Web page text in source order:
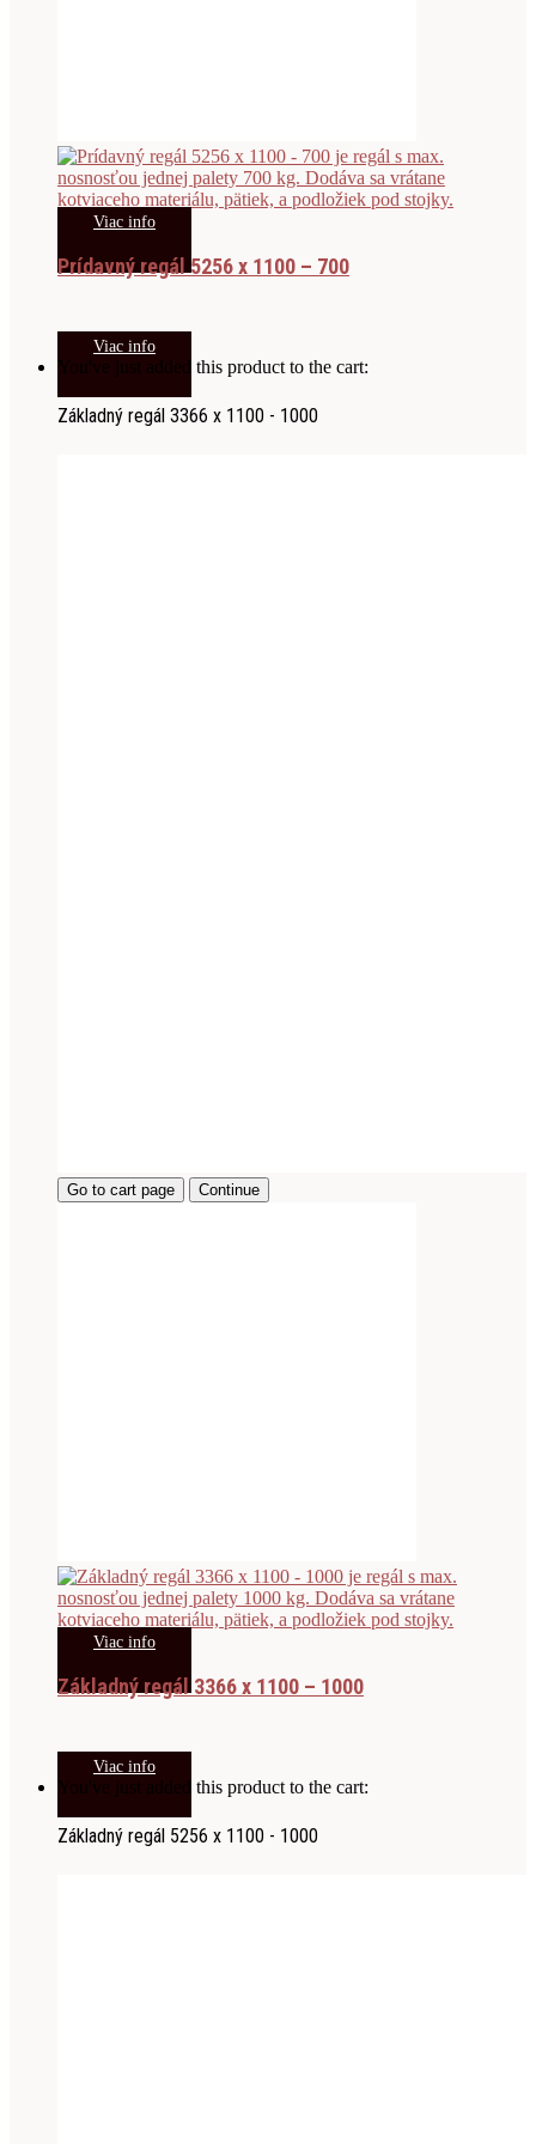
Viac info
Prídavný regál 5256 x 1100 – 700
Viac info
You've just added this product to the cart:
Základný regál 3366 x 1100 - 1000
Go to cart page Continue
Viac info
Základný regál 3366 x 1100 – 1000
Viac info
You've just added this product to the cart:
Základný regál 5256 x 1100 - 1000